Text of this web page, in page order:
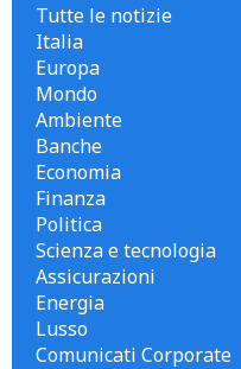
Tutte le notizie
Italia
Europa
Mondo
Ambiente
Banche
Economia
Finanza
Politica
Scienza e tecnologia
Assicurazioni
Energia
Lusso
Comunicati Corporate